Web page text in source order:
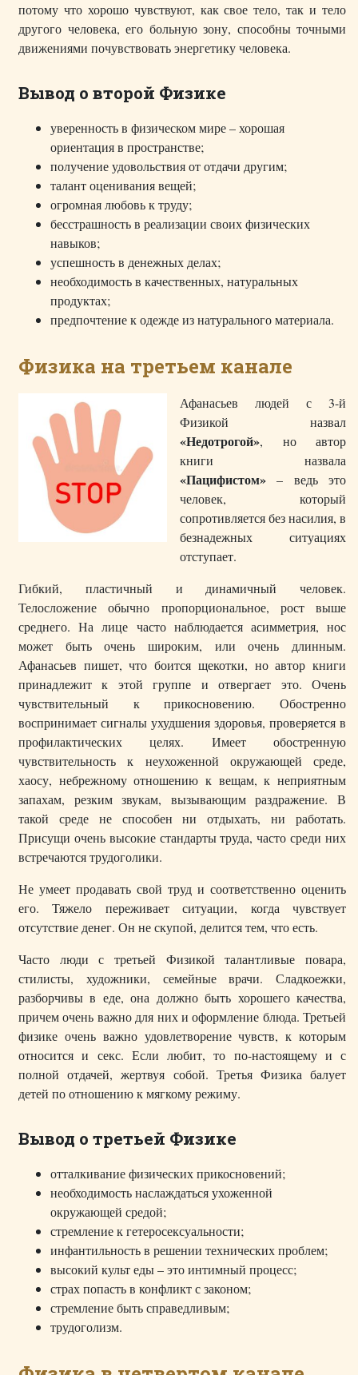
потому что хорошо чувствуют, как свое тело, так и тело
другого человека, его больную зону, способны точными
движениями почувствовать энергетику человека.
Вывод о второй Физике
уверенность в физическом мире – хорошая
ориентация в пространстве;
получение удовольствия от отдачи другим;
талант оценивания вещей;
огромная любовь к труду;
бесстрашность в реализации своих физических
навыков;
успешность в денежных делах;
необходимость в качественных, натуральных
продуктах;
предпочтение к одежде из натурального материала.
Физика на третьем канале
Афанасьев людей с 3-й
Физикой назвал
«Недотрогой», но автор
книги назвала
«Пацифистом» – ведь это
человек, который
сопротивляется без насилия, в
безнадежных ситуациях
отступает.
Гибкий, пластичный и динамичный человек.
Телосложение обычно пропорциональное, рост выше
среднего. На лице часто наблюдается асимметрия, нос
может быть очень широким, или очень длинным.
Афанасьев пишет, что боится щекотки, но автор книги
принадлежит к этой группе и отвергает это. Очень
чувствительный к прикосновению. Обостренно
воспринимает сигналы ухудшения здоровья, проверяется в
профилактических целях. Имеет обостренную
чувствительность к неухоженной окружающей среде,
хаосу, небрежному отношению к вещам, к неприятным
запахам, резким звукам, вызывающим раздражение. В
такой среде не способен ни отдыхать, ни работать.
Присущи очень высокие стандарты труда, часто среди них
встречаются трудоголики.
Не умеет продавать свой труд и соответственно оценить
его. Тяжело переживает ситуации, когда чувствует
отсутствие денег. Он не скупой, делится тем, что есть.
Часто люди с третьей Физикой талантливые повара,
стилисты, художники, семейные врачи. Сладкоежки,
разборчивы в еде, она должно быть хорошего качества,
причем очень важно для них и оформление блюда. Третьей
физике очень важно удовлетворение чувств, к которым
относится и секс. Если любит, то по-настоящему и с
полной отдачей, жертвуя собой. Третья Физика балует
детей по отношению к мягкому режиму.
Вывод о третьей Физике
отталкивание физических прикосновений;
необходимость наслаждаться ухоженной
окружающей средой;
стремление к гетеросексуальности;
инфантильность в решении технических проблем;
высокий культ еды – это интимный процесс;
страх попасть в конфликт с законом;
стремление быть справедливым;
трудоголизм.